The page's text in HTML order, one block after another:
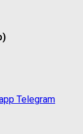
Telegram